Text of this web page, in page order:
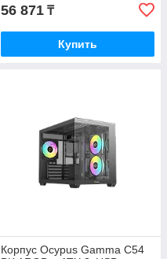
56 871 ₸
Купить
Корпус Ocypus Gamma C54